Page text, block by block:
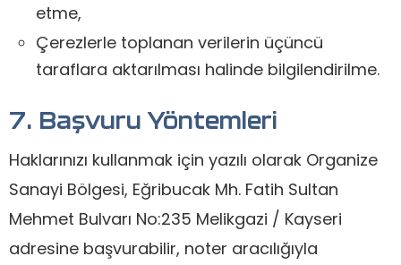
etme,
Çerezlerle toplanan verilerin üçüncü
taraflara aktarılması halinde bilgilendirilme.
7. Başvuru Yöntemleri
Haklarınızı kullanmak için yazılı olarak Organize
Sanayi Bölgesi, Eğribucak Mh. Fatih Sultan
Mehmet Bulvarı No:235 Melikgazi / Kayseri
adresine başvurabilir, noter aracılığıyla